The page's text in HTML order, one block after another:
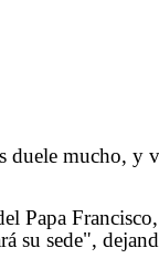
mucho, y
Papa
sede",